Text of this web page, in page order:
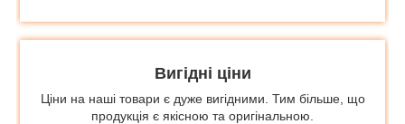
Вигідні ціни
Ціни на наші товари є дуже вигідними. Тим більше, що
продукція є якісною та оригінальною.